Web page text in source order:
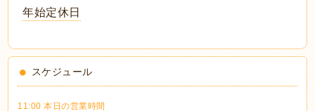
年始定休日
スケジュール
11:00 本日の営業時間